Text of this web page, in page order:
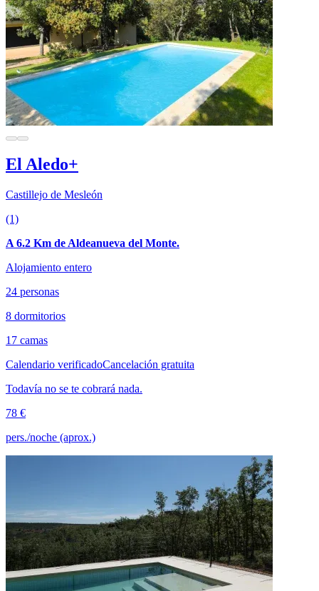
El Aledo+
Castillejo de Mesleón
(1)
A 6.2 Km de Aldeanueva del Monte.
Alojamiento entero
24 personas
8 dormitorios
17 camas
Calendario verificadoCancelación gratuita
Todavía no se te cobrará nada.
78 €
pers./noche (aprox.)